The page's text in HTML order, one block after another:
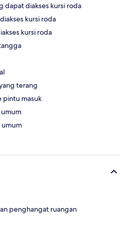
dapat diakses kursi roda
kursi roda
kursi roda
terang
pintu masuk
umum
penghangat ruangan